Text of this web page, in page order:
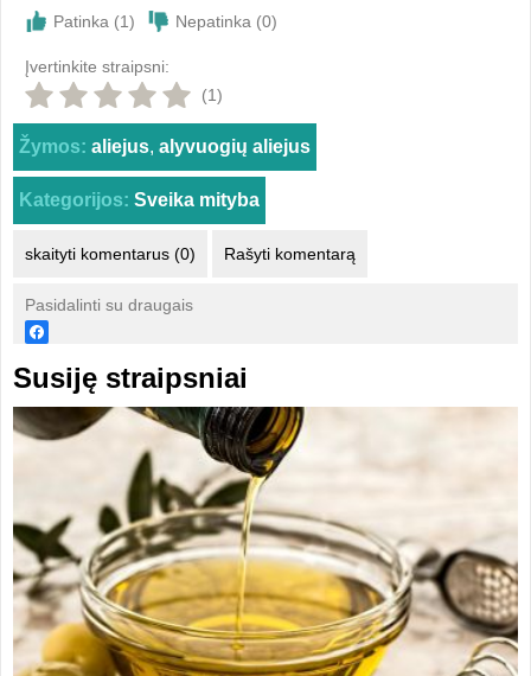
Patinka (1) Nepatinka (0)
Įvertinkite straipsni:
(1)
Žymos: aliejus, alyvuogių aliejus
Kategorijos: Sveika mityba
skaityti komentarus (0) Rašyti komentarą
Pasidalinti su draugais
Susiję straipsniai